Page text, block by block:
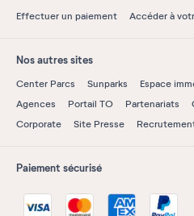
Effectuer un paiement Accéder à
Nos autres sites
Center Parcs Sunparks Espace
Agences
Portail TO Partenariats
Corporate
Site Presse
Paiement sécurisé